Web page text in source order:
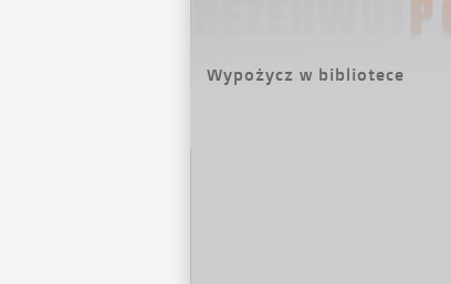
Wypożycz w bibliotece